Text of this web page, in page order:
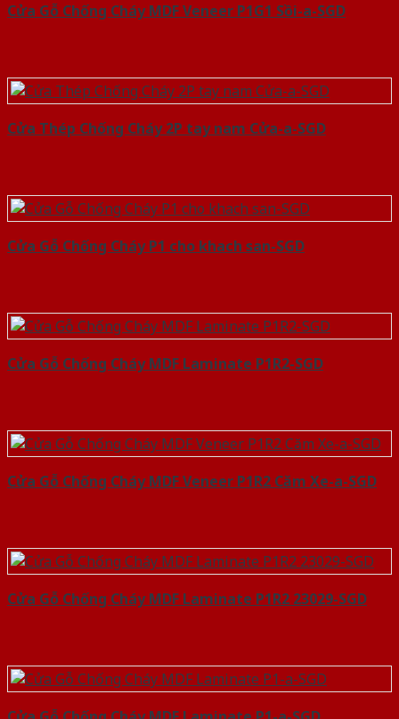
Cửa Gỗ Chống Cháy MDF Veneer P1G1 Sồi-a-SGD
Cửa Thép Chống Cháy 2P tay nam Cửa-a-SGD
Cửa Gỗ Chống Cháy P1 cho khach san-SGD
Cửa Gỗ Chống Cháy MDF Laminate P1R2-SGD
Cửa Gỗ Chống Cháy MDF Veneer P1R2 Căm Xe-a-SGD
Cửa Gỗ Chống Cháy MDF Laminate P1R2 23029-SGD